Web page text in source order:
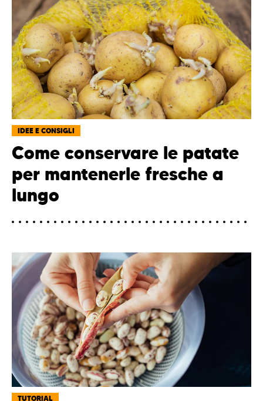
IDEE E CONSIGLI
Come conservare le patate
per mantenerle fresche a
lungo
TUTORIAL